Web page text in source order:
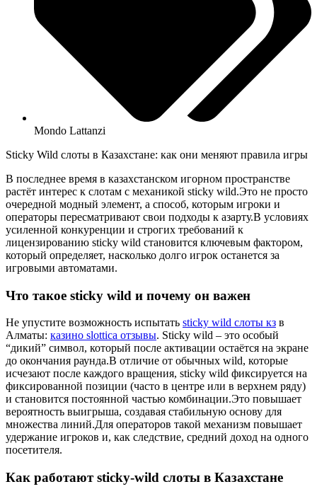
Mondo Lattanzi
Sticky Wild слоты в Казахстане: как они меняют правила игры
В последнее время в казахстанском игорном пространстве
растёт интерес к слотам с механикой sticky wild.Это не просто
очередной модный элемент, а способ, которым игроки и
операторы пересматривают свои подходы к азарту.В условиях
усиленной конкуренции и строгих требований к
лицензированию sticky wild становится ключевым фактором,
который определяет, насколько долго игрок останется за
игровыми автоматами.
Что такое sticky wild и почему он важен
Не упустите возможность испытать sticky wild слоты кз в
Алматы: казино slottica отзывы. Sticky wild – это особый
“дикий” символ, который после активации остаётся на экране
до окончания раунда.В отличие от обычных wild, которые
исчезают после каждого вращения, sticky wild фиксируется на
фиксированной позиции (часто в центре или в верхнем ряду)
и становится постоянной частью комбинации.Это повышает
вероятность выигрыша, создавая стабильную основу для
множества линий.Для операторов такой механизм повышает
удержание игроков и, как следствие, средний доход на одного
посетителя.
Как работают sticky‑wild слоты в Казахстане